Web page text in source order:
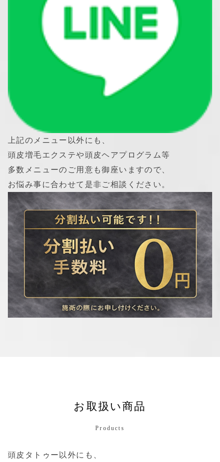
上記のメニュー以外にも、
頭皮増毛エクステや頭皮ヘアプログラム等
多数メニューのご用意も御座いますので、
お悩み事に合わせて是非ご相談ください。
お取扱い商品
Products
頭皮タトゥー以外にも、